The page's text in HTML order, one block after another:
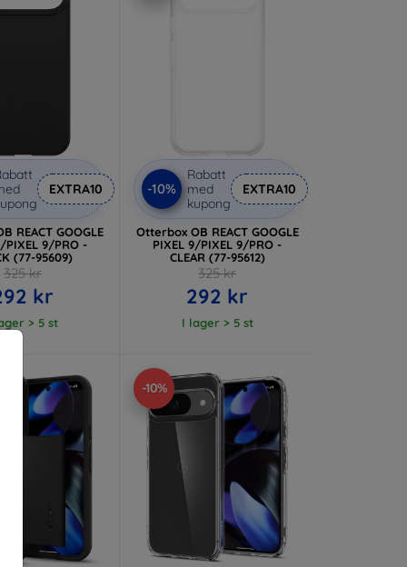
EXTRA10
REACT GOOGLE
PIXEL 9/PRO -
(77-95609)
325 kr
kr
> 5 st
-10%
Rabatt
med
kupong
EXTRA10
Otterbox OB REACT GOOGLE
PIXEL 9/PIXEL 9/PRO -
CLEAR (77-95612)
325 kr
292 kr
I lager > 5 st
-10%